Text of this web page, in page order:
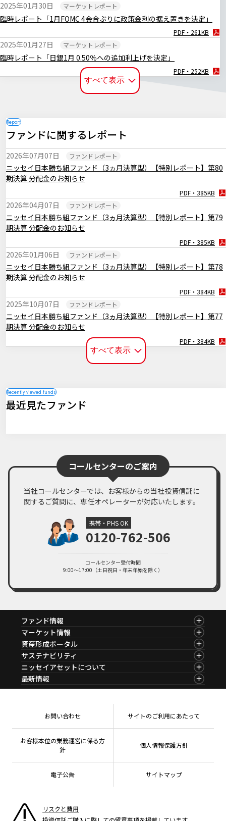
臨時レポート「1月FOMC 4会合ぶりに政策金利の据え置きを決定」
2025年01月30日 マーケットレポート
PDF・261KB
臨時レポート「日銀1月 0.50％への追加利上げを決定」
2025年01月27日 マーケットレポート
PDF・252KB
臨時レポート「日銀12月 金融政策の現状維持を決定」
マーケットレポート
臨時レポート「12月FOMC 3会合連続で利下げを決定」
2024年12月19日
PDF・256KB
臨時レポート「11月FOMC 2会合連続で利下げを決定」
2024年11月08日 マーケットレポート
臨時レポート「日銀10月 金融政策の現状維持を決定」
2024年11月01日 マーケットレポート
松波塾：No.54 米10年金利はどこまで上昇するか？
PDF・648KB
2024年10月03日 マーケットレポート
すべて表示
ファンドに関するレポート
ニッセイ日本勝ち組ファンド（3ヵ月決算型）【特別レポート】第80
期決算 分配金のお知らせ
2026年07月07日 ファンドレポート
PDF・385KB
ニッセイ日本勝ち組ファンド（3ヵ月決算型）【特別レポート】第79
期決算 分配金のお知らせ
2026年04月07日 ファンドレポート
PDF・385KB
ニッセイ日本勝ち組ファンド（3ヵ月決算型）【特別レポート】第78
期決算 分配金のお知らせ
2026年01月06日 ファンドレポート
PDF・384KB
ニッセイ日本勝ち組ファンド（3ヵ月決算型）【特別レポート】第77
期決算 分配金のお知らせ
2025年10月07日 ファンドレポート
PDF・384KB
4月7日の当社ファンドの基準価額下落について
臨時レポート
ニッセイ日本勝ち組ファンド（3ヵ月決算型）【特別レポート】第73
2024年10月08日
8月5日の当社ファンドの基準価額下落について
PDF・242KB
8月2日の当社ファンドの基準価額下落について
PDF・233KB
ニッセイ日本勝ち組ファンド（3ヵ月決算型）【特別レポート】第72
期決算 分配金のお知らせ
2024年07月08日 ファンドレポート
ニッセイ日本勝ち組ファンド（3ヵ月決算型）【特別レポート】第71
期決算 分配金のお知らせ
ファンドレポート
すべて表示
最近見たファンド
コールセンターのご案内
当社コールセンターでは、お客様からの当社投資信託に
関するご質問に、専任オペレーターが対応いたします。
携帯・PHS OK
0120-762-506
コールセンター受付時間
9:00～17:00（土日祝日・年末年始を除く）
ファンド情報
ファンド情報TOP
基準価額一覧
ファンド検索
ファンド比較
決算カレンダー
海外休日カレンダー
投資信託新商品のご案内
ちょこっと3分！ファンドシアター
有価証券届出書の効力の発生の有無について
こだわりのインデックスファンド 購入・換金手数料
なしシリーズ
確定拠出年金について
マーケット情報
マーケット情報TOP
マーケット指数
マーケットレポート
コラム
ファンドレポート
資産形成ポータル
資産形成ポータルTOP
資産形成サービス
Nダイレクト
資産形成サポート
NAMシティ
お問い合わせ
よくあるご質問
サステナビリティ
サステナビリティTOP
サステナビリティ経営
サステナブル投資
ニッセイアセットについて
ニッセイアセットについてTOP
会社情報
方針・その他開示情報
公式キャラクターのご紹介
最新情報
マーケットニュース
メディアお問い合わせ サイトのご利用にあたって
お客様本位の業務運営に係る方
針
個人情報保護方針
電子公告 サイトマップ
リスクと費用